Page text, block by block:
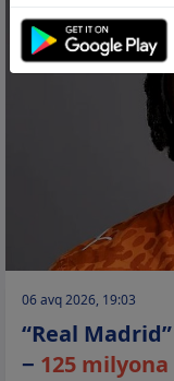
06 avq 2026, 19:03
“Real
− 125 milyona